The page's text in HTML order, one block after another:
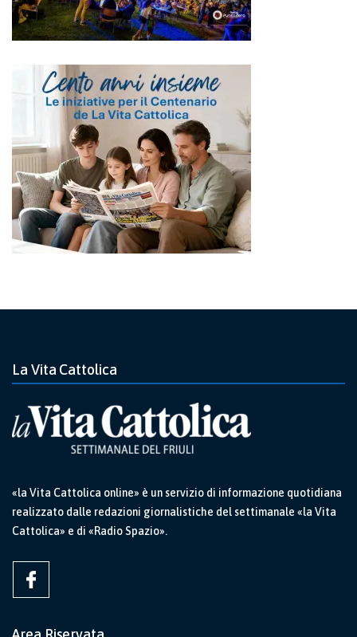
La Vita Cattolica
«la Vita Cattolica online» è un servizio di informazione quotidiana
realizzato dalle redazioni giornalistiche del settimanale «la Vita
Cattolica» e di «Radio Spazio».